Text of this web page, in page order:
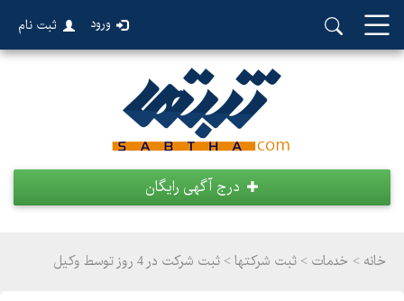
ورود ثبت نام
درج آگهی رایگان
خانه > خدمات > ثبت شرکتها > ثبت شرکت در 4 روز توسط وکیل